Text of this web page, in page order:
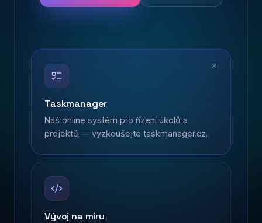
Taskmanager
Náš online systém pro řízení úkolů a
projektů — vyzkoušejte taskmanager.cz.
Vývoj na míru